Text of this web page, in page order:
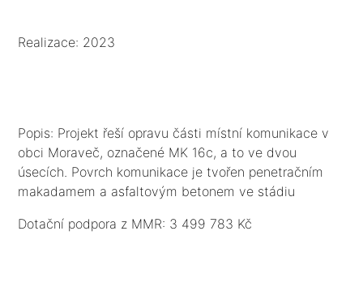
Realizace: 2023
Popis: Projekt řeší opravu části místní komunikace v
obci Moraveč, označené MK 16c, a to ve dvou
úsecích. Povrch komunikace je tvořen penetračním
makadamem a asfaltovým betonem ve stádiu
jsou dostačující. Nevyhovující je stávající kryt z
Dotační podpora z MMR: 3 499 783 Kč